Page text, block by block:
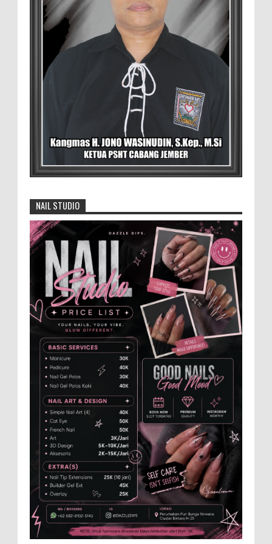
‎BLORA – Wakil Bupati Blora Hj. Sri
Setyorini menghadiri Rapat Anggota Tahunan (RAT)
Kelompok Tani Hutan (KTH) Masjid Baitur Mulyo yang
David Iswanto Jabat Ketua Gradasi
Kabupaten Jember 2026-2031
Jajaran Dewan Pengurus DPC Kabupaten
Jember 2025-2031, saat foto bersama
usai acara pelantikan di Gedung Jember Nusantara,
Selasa 28 Juli 2...
Keroncong Agar Tetap Eksis
Grup Keroncong Setia Kawan dari Jember,
ikut memeriahkan panggung JFC
Exhibition di Alun-Alun Jember beberapa waktu lalu.
MEMOPOS.co.id, Jem...
Anggota Karang Taruna Urunan Demi
Nobar Indonesia Lawan Vietnam
Pertandingan sepakbola antara Tim
Indonesia dan Vietnam tidak dilewatkan
begitu saha oleh penggemar bola, termasuk karang
taruna bahkan mere...
Menko Zulhas Wajibkan Program Makan
Bergizi Gratis Menyerap Bahan Pangan
dari Desa
BLORA - Menteri Koordinator Bidang
Pangan RI Zulkifli Hasan menegaskan bahwa Satuan
Pelayanan Pemenuhan Gizi (SPPG) pelaksana Program
Makan ...
Dari SiLPA Rp90 Miliar hingga Masalah
Air Bersih, Bupati Blora Beberkan Solusi
NAIL STUDIO